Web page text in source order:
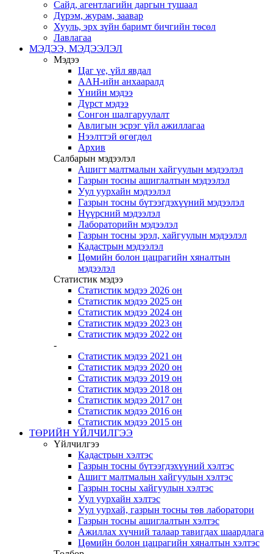
Сайд, агентлагийн даргын тушаал
Дүрэм, журам, заавар
Хууль, эрх зүйн баримт бичгийн төсөл
Лавлагаа
МЭДЭЭ, МЭДЭЭЛЭЛ
Мэдээ
Цаг үе, үйл явдал
ААН-ийн анхааралд
Үнийн мэдээ
Дүрст мэдээ
Сонгон шалгаруулалт
Авлигын эсрэг үйл ажиллагаа
Нээлттэй өгөгдөл
Архив
Салбарын мэдээлэл
Ашигт малтмалын хайгуулын мэдээлэл
Газрын тосны ашиглалтын мэдээлэл
Уул уурхайн мэдээлэл
Газрын тосны бүтээгдэхүүний мэдээлэл
Нүүрсний мэдээлэл
Лабораторийн мэдээлэл
Газрын тосны эрэл, хайгуулын мэдээлэл
Кадастрын мэдээлэл
Цөмийн болон цацрагийн хяналтын
мэдээлэл
Статистик мэдээ
Статистик мэдээ 2026 он
Статистик мэдээ 2025 он
Статистик мэдээ 2024 он
Статистик мэдээ 2023 он
Статистик мэдээ 2022 он
-
Статистик мэдээ 2021 он
Статистик мэдээ 2020 он
Статистик мэдээ 2019 он
Статистик мэдээ 2018 он
Статистик мэдээ 2017 он
Статистик мэдээ 2016 он
Статистик мэдээ 2015 он
ТӨРИЙН ҮЙЛЧИЛГЭЭ
Үйлчилгээ
Кадастрын хэлтэс
Газрын тосны бүтээгдэхүүний хэлтэс
Ашигт малтмалын хайгуулын хэлтэс
Газрын тосны хайгуулын хэлтэс
Уул уурхайн хэлтэс
Уул уурхай, газрын тосны төв лаборатори
Газрын тосны ашиглалтын хэлтэс
Ажиллах хүчний талаар тавигдах шаардлага
Цөмийн болон цацрагийн хяналтын хэлтэс